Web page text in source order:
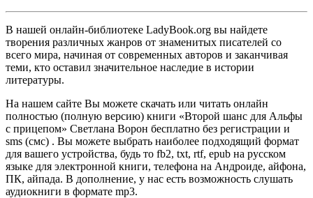
В нашей онлайн-библиотеке LadyBook.org вы найдете
творения различных жанров от знаменитых писателей со
всего мира, начиная от современных авторов и заканчивая
теми, кто оставил значительное наследие в истории
литературы.
На нашем сайте Вы можете скачать или читать онлайн
полностью (полную версию) книги «Второй шанс для Альфы
с прицепом» Светлана Ворон бесплатно без регистрации и
sms (смс) . Вы можете выбрать наиболее подходящий формат
для вашего устройства, будь то fb2, txt, rtf, epub на русском
языке для электронной книги, телефона на Андроиде, айфона,
ПК, айпада. В дополнение, у нас есть возможность слушать
аудиокниги в формате mp3.